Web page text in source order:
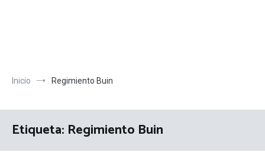
Inicio Regimiento Buin
Etiqueta: Regimiento Buin